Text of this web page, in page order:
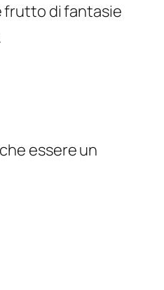
frutto di fantasie
essere un